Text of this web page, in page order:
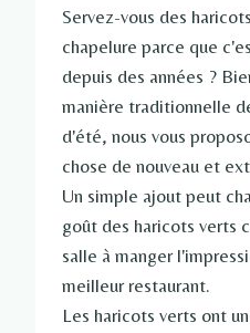
Servez-vous des
chapelure parce que
depuis des années ?
manière traditionnelle
d'été, nous vous
chose de nouveau et
Un simple ajout peut
goût des haricots verts
salle à manger
meilleur restaurant.
Les haricots verts ont